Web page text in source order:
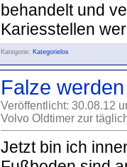
behandelt und
Kariesstellen
Kategorie: Kategorielos
Falze
Veröffentlicht: 30.08.12
Volvo Oldtimer zur
Jetzt bin ich